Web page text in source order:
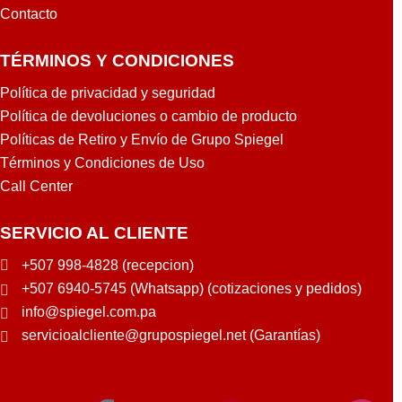
Contacto
TÉRMINOS Y CONDICIONES
Política de privacidad y seguridad
Política de devoluciones o cambio de producto
Políticas de Retiro y Envío de Grupo Spiegel
Términos y Condiciones de Uso
Call Center
SERVICIO AL CLIENTE
+507 998-4828 (recepcion)
+507 6940-5745 (Whatsapp) (cotizaciones y pedidos)
info@spiegel.com.pa
servicioalcliente@grupospiegel.net (Garantías)